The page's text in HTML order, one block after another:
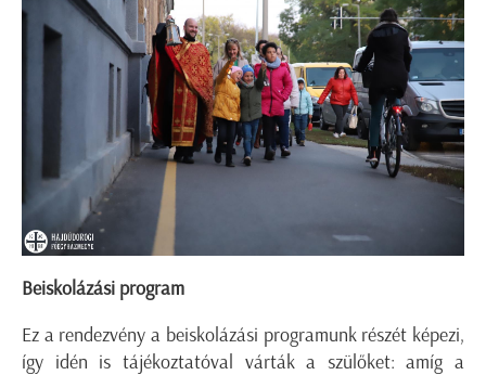
Beiskolázási program
Ez a rendezvény a beiskolázási programunk részét képezi,
így idén is tájékoztatóval várták a szülőket: amíg a